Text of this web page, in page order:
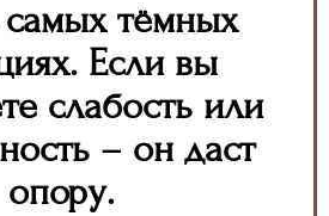
тёмных
Если вы
слабость или
– он даст
опору.